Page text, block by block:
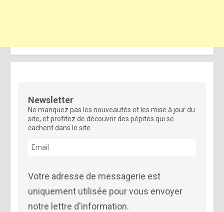
Newsletter
Ne manquez pas les nouveautés et les mise à jour du
site, et profitez de découvrir des pépites qui se
cachent dans le site.
Votre adresse de messagerie est
uniquement utilisée pour vous envoyer
notre lettre d'information.